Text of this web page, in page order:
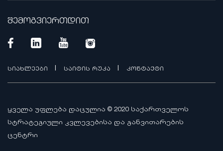
შემოგვიერთდით
სიახლეები | საიტის რუკა | კონტაქტი
ყველა უფლება დაცულია © 2020 საქართველოს
სტრატეგიული კვლევებისა და განვითარების
ცენტრი